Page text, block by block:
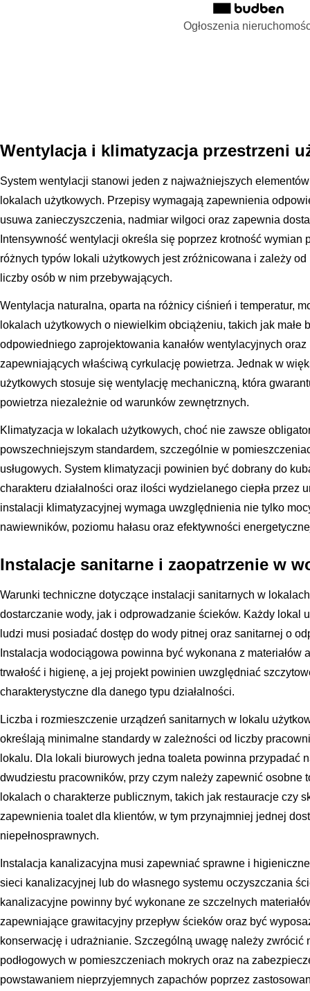
Ogłoszenia
Wentylacja i klimatyzacja przestrzeni
System wentylacji stanowi jeden z najważniejszych
lokalach użytkowych. Przepisy wymagają zapewnienia
usuwa zanieczyszczenia, nadmiar wilgoci oraz zapewnia
Intensywność wentylacji określa się poprzez krotność wymian
różnych typów lokali użytkowych jest zróżnicowana i zależy
liczby osób w nim przebywających.
Wentylacja naturalna, oparta na różnicy ciśnień i temperatur,
lokalach użytkowych o niewielkim obciążeniu, takich jak małe
odpowiedniego zaprojektowania kanałów wentylacyjnych
zapewniających właściwą cyrkulację powietrza. Jednak w
użytkowych stosuje się wentylację mechaniczną, która
powietrza niezależnie od warunków zewnętrznych.
Klimatyzacja w lokalach użytkowych, choć nie zawsze
powszechniejszym standardem, szczególnie w
usługowych. System klimatyzacji powinien być dobrany do
charakteru działalności oraz ilości wydzielanego ciepła przez
instalacji klimatyzacyjnej wymaga uwzględnienia nie tylko
nawiewników, poziomu hałasu oraz efektywności
Instalacje sanitarne i zaopatrzenie w
Warunki techniczne dotyczące instalacji sanitarnych w
dostarczanie wody, jak i odprowadzanie ścieków. Każdy lokal
ludzi musi posiadać dostęp do wody pitnej oraz sanitarnej o
Instalacja wodociągowa powinna być wykonana z materiałów
trwałość i higienę, a jej projekt powinien uwzględniać
charakterystyczne dla danego typu działalności.
Liczba i rozmieszczenie urządzeń sanitarnych w lokalu
określają minimalne standardy w zależności od liczby
lokalu. Dla lokali biurowych jedna toaleta powinna przypadać
dwudziestu pracowników, przy czym należy zapewnić osobne
lokalach o charakterze publicznym, takich jak restauracje czy
zapewnienia toalet dla klientów, w tym przynajmniej jednej
niepełnosprawnych.
Instalacja kanalizacyjna musi zapewniać sprawne i
sieci kanalizacyjnej lub do własnego systemu oczyszczania
kanalizacyjne powinny być wykonane ze szczelnych
zapewniające grawitacyjny przepływ ścieków oraz być
konserwację i udrażnianie. Szczególną uwagę należy zwrócić
podłogowych w pomieszczeniach mokrych oraz na
powstawaniem nieprzyjemnych zapachów poprzez